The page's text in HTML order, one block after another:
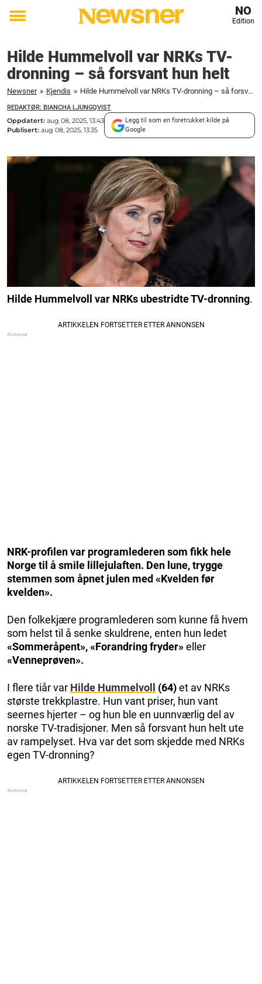
Toggle
NO
Edition
Hilde Hummelvoll var NRKs TV-
dronning – så forsvant hun helt
Newsner » Kjendis » Hilde Hummelvoll var NRKs TV-dronning – så forsvant hun helt
REDAKTØR: BIANCHA LJUNGQVIST
Oppdatert: aug 08, 2025, 13:43
Publisert: aug 08, 2025, 13:35
Legg til som en foretrukket kilde på
Google
Hilde Hummelvoll var NRKs ubestridte TV-dronning.
NRK-profilen var programlederen som fikk hele
Norge til å smile lillejulaften. Den lune, trygge
stemmen som åpnet julen med «Kvelden før
kvelden».
Den folkekjære programlederen som kunne få hvem
som helst til å senke skuldrene, enten hun ledet
«Sommeråpent», «Forandring fryder»eller
«Venneprøven».
I flere tiår var Hilde Hummelvoll (64)et av NRKs
største trekkplastre. Hun vant priser, hun vant
seernes hjerter – og hun ble en uunnværlig del av
norske TV-tradisjoner. Men så forsvant hun helt ute
av rampelyset. Hva var det som skjedde med NRKs
egen TV-dronning?